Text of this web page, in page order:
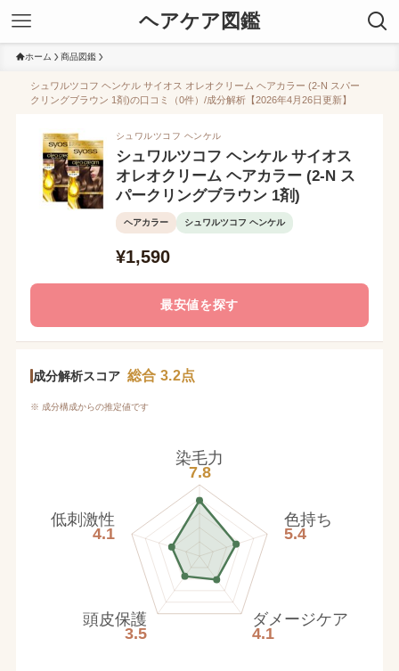
ヘアケア図鑑
ホーム 商品図鑑
シュワルツコフ ヘンケル サイオス オレオクリーム ヘアカラー (2-N スパー
クリングブラウン 1剤)の口コミ（0件）/成分解析【2026年4月26日更新】
シュワルツコフ ヘンケル
シュワルツコフ ヘンケル サイオス
オレオクリーム ヘアカラー (2-N ス
パークリングブラウン 1剤)
ヘアカラー シュワルツコフ ヘンケル
¥1,590
最安値を探す
成分解析スコア 総合 3.2点
※ 成分構成からの推定値です
染毛力
7.8
色持ち
5.4
ダメージケア
4.1
頭皮保護
3.5
低刺激性
4.1